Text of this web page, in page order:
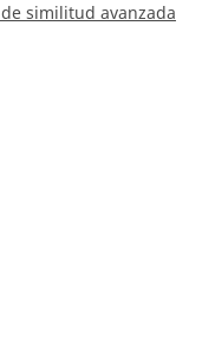
similitud avanzada